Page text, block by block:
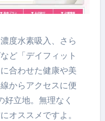
ど「デイフィット
合わせた健康や美
からアクセスに便
好立地。無理なく
オススメですよ。